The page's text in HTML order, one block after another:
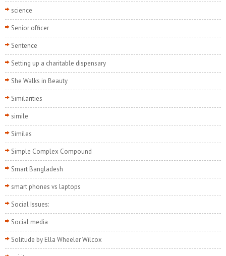
science
Senior officer
Sentence
Setting up a charitable dispensary
She Walks in Beauty
Similarities
simile
Similes
Simple Complex Compound
Smart Bangladesh
smart phones vs laptops
Social Issues:
Social media
Solitude by Ella Wheeler Wilcox